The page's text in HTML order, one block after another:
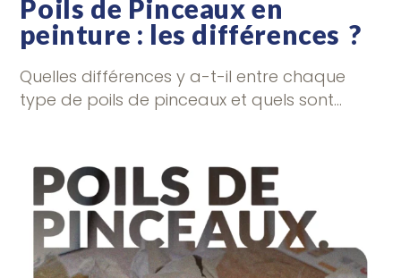
Poils de Pinceaux en
peinture : les différences ?
Quelles différences y a-t-il entre chaque
type de poils de pinceaux et quels sont…